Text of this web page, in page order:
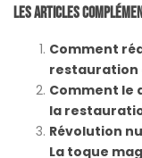
Les Articles
Comment
restauration
Comment le
la
Révolution
La toque